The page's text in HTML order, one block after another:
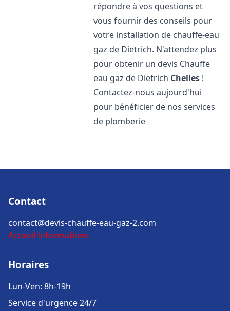
répondre à vos questions et
vous fournir des conseils pour
votre installation de chauffe-eau
gaz de Dietrich. N'attendez plus
pour obtenir un devis Chauffe
eau gaz de Dietrich Chelles !
Contactez-nous aujourd'hui
pour bénéficier de nos services
de plomberie
Contact
contact@devis-chauffe-eau-gaz-2.com
Accueil Informations
Horaires
Lun-Ven: 8h-19h
Service d'urgence 24/7